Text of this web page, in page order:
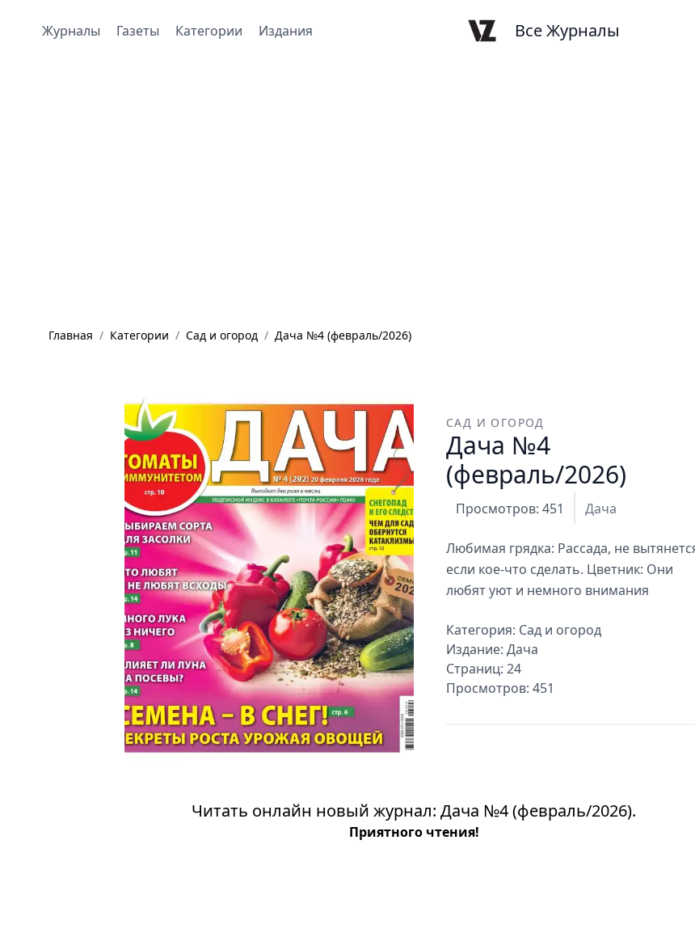
Журналы Газеты Категории Издания Все Журналы
Главная / Категории / Сад и огород / Дача №4 (февраль/2026)
САД И ОГОРОД
Дача №4
(февраль/2026)
Просмотров: 451 Дача
Любимая грядка: Рассада, не
если кое-что сделать. Цветник: Они
любят уют и немного внимания
Категория: Сад и огород
Издание: Дача
Страниц: 24
Просмотров: 451
Читать онлайн новый журнал: Дача №4 (февраль/2026).
Приятного чтения!